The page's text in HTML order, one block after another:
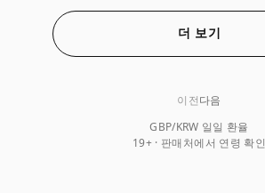
더 보기
GBP/KRW 일일 환율
19+ · 판매처에서 연령 확인
이전다음